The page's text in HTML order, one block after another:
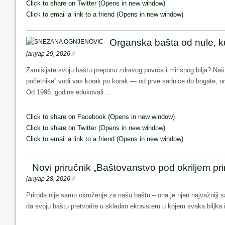
Click to share on Twitter (Opens in new window)
Click to email a link to a friend (Opens in new window)
Organska bašta od nule,
јануар 29, 2026//
Zamišljate svoju baštu prepunu zdravog povrća i mirisnog bilja?
početnike” vodi vas korak po korak — od prve sadnice do bogate,
Od 1996. godine edukovali …
Click to share on Facebook (Opens in new window)
Click to share on Twitter (Opens in new window)
Click to email a link to a friend (Opens in new window)
Novi priručnik „Baštovanstvo pod okriljem
јануар 28, 2026//
Priroda nije samo okruženje za našu baštu – ona je njen najvažniji
da svoju baštu pretvorite u skladan ekosistem u kojem svaka